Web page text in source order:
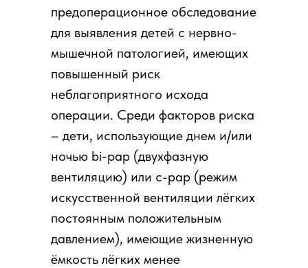
предоперационное обследование
для выявления детей с нервно-
мышечной патологией, имеющих
повышенный риск
неблагоприятного исхода
операции. Среди факторов риска
– дети, использующие днем и/или
ночью bi-pap (двухфазную
вентиляцию) или c-pap (режим
искусственной вентиляции лёгких
постоянным положительным
давлением), имеющие жизненную
ёмкость лёгких менее